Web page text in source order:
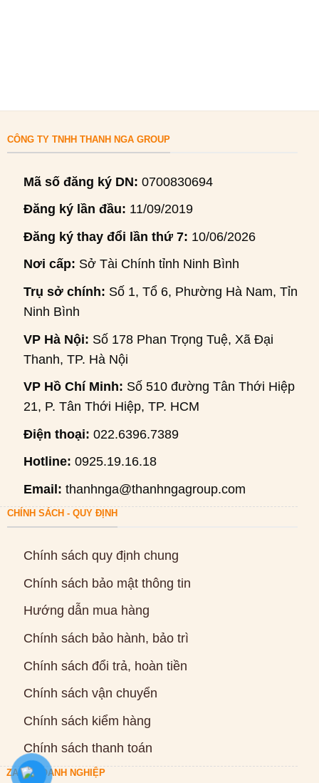
CÔNG TY TNHH THANH NGA GROUP
Mã số đăng ký DN: 0700830694
Đăng ký lần đầu: 11/09/2019
Đăng ký thay đổi lần thứ 7: 10/06/2026
Nơi cấp: Sở Tài Chính tỉnh Ninh Bình
Trụ sở chính: Số 1, Tổ 6, Phường Hà Nam, Tỉnh
Ninh Bình
VP Hà Nội: Số 178 Phan Trọng Tuệ, Xã Đại
Thanh, TP. Hà Nội
VP Hồ Chí Minh: Số 510 đường Tân Thới Hiệp
21, P. Tân Thới Hiệp, TP. HCM
Điện thoại: 022.6396.7389
Hotline: 0925.19.16.18
Email: thanhnga@thanhngagroup.com
CHÍNH SÁCH - QUY ĐỊNH
Chính sách quy định chung
Chính sách bảo mật thông tin
Hướng dẫn mua hàng
Chính sách bảo hành, bảo trì
Chính sách đổi trả, hoàn tiền
Chính sách vận chuyển
Chính sách kiểm hàng
Chính sách thanh toán
ZALO DOANH NGHIỆP